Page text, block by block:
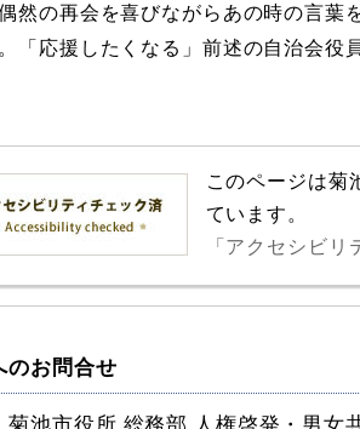
然の再会を喜びながらあの時の言
「応援したくなる」前述の自治会役
このページは菊
ています。
「アクセシビ
のお問合せ
菊池市役所 総務部 人権啓発・男女